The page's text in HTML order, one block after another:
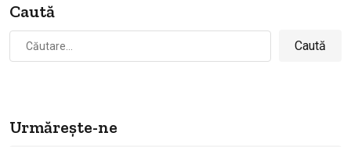
Caută
Caută
după:
Urmărește-ne